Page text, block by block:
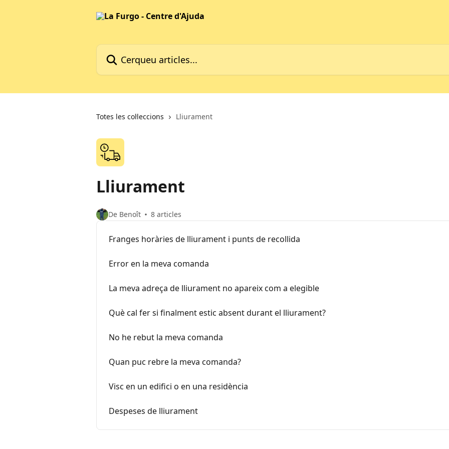
Cerqueu articles...
Totes les col·leccions Lliurament
Lliurament
De Benoît 8 articles
Franges horàries de lliurament i punts de recollida
Error en la meva comanda
La meva adreça de lliurament no apareix com a elegible
Què cal fer si finalment estic absent durant el lliurament?
No he rebut la meva comanda
Quan puc rebre la meva comanda?
Visc en un edifici o en una residència
Despeses de lliurament